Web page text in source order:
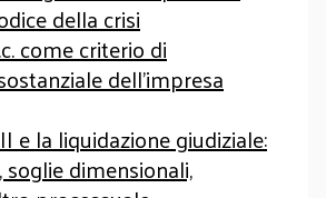
della crisi
come criterio di
dell’impresa
e la liquidazione giudiziale:
dimensionali,